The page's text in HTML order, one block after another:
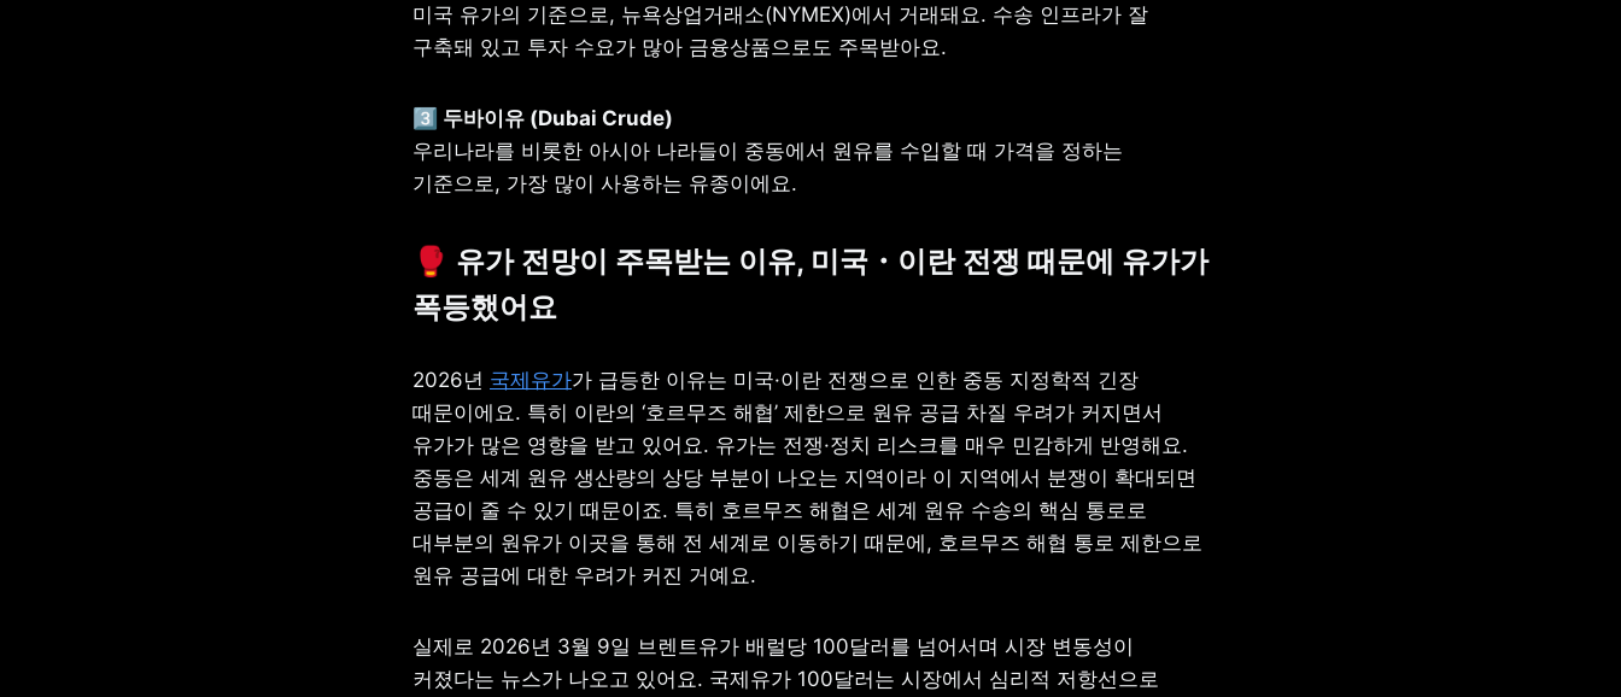
미국 유가의 기준으로, 뉴욕상업거래소(NYMEX)에서 거래돼요. 수송 인프라가 잘
구축돼 있고 투자 수요가 많아 금융상품으로도 주목받아요.
우리나라를 비롯한 아시아 나라들이 중동에서 원유를 수입할 때 가격을 정하는
기준으로, 가장 많이 사용하는 유종이에요.
🥊 유가 전망이 주목받는 이유, 미국・이란 전쟁 때문에 유가가
폭등했어요
2026년 국제유가가 급등한 이유는 미국·이란 전쟁으로 인한 중동 지정학적 긴장
때문이에요. 특히 이란의 ‘호르무즈 해협’ 제한으로 원유 공급 차질 우려가 커지면서
유가가 많은 영향을 받고 있어요. 유가는 전쟁·정치 리스크를 매우 민감하게 반영해요.
중동은 세계 원유 생산량의 상당 부분이 나오는 지역이라 이 지역에서 분쟁이 확대되면
공급이 줄 수 있기 때문이죠. 특히 호르무즈 해협은 세계 원유 수송의 핵심 통로로
대부분의 원유가 이곳을 통해 전 세계로 이동하기 때문에, 호르무즈 해협 통로 제한으로
원유 공급에 대한 우려가 커진 거예요.
실제로 2026년 3월 9일 브렌트유가 배럴당 100달러를 넘어서며 시장 변동성이
커졌다는 뉴스가 나오고 있어요. 국제유가 100달러는 시장에서 심리적 저항선으로